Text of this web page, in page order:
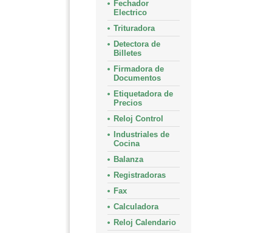
Fechador
Electrico
Trituradora
Detectora de
Billetes
Firmadora de
Documentos
Etiquetadora de
Precios
Reloj Control
Industriales de
Cocina
Balanza
Registradoras
Fax
Calculadora
Reloj Calendario